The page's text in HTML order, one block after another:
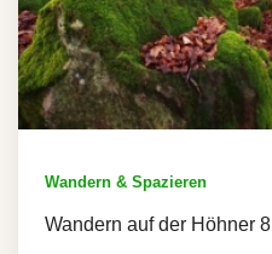
Wandern & Spazieren
Wandern auf der Höhner 8